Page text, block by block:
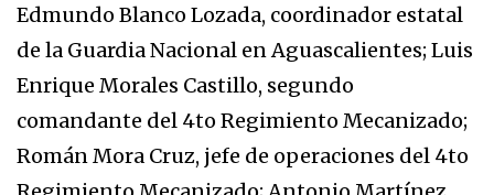
Edmundo Blanco Lozada, coordinador estatal
de la Guardia Nacional en Aguascalientes; Luis
Enrique Morales Castillo, segundo
comandante del 4to Regimiento Mecanizado;
Román Mora Cruz, jefe de operaciones del 4to